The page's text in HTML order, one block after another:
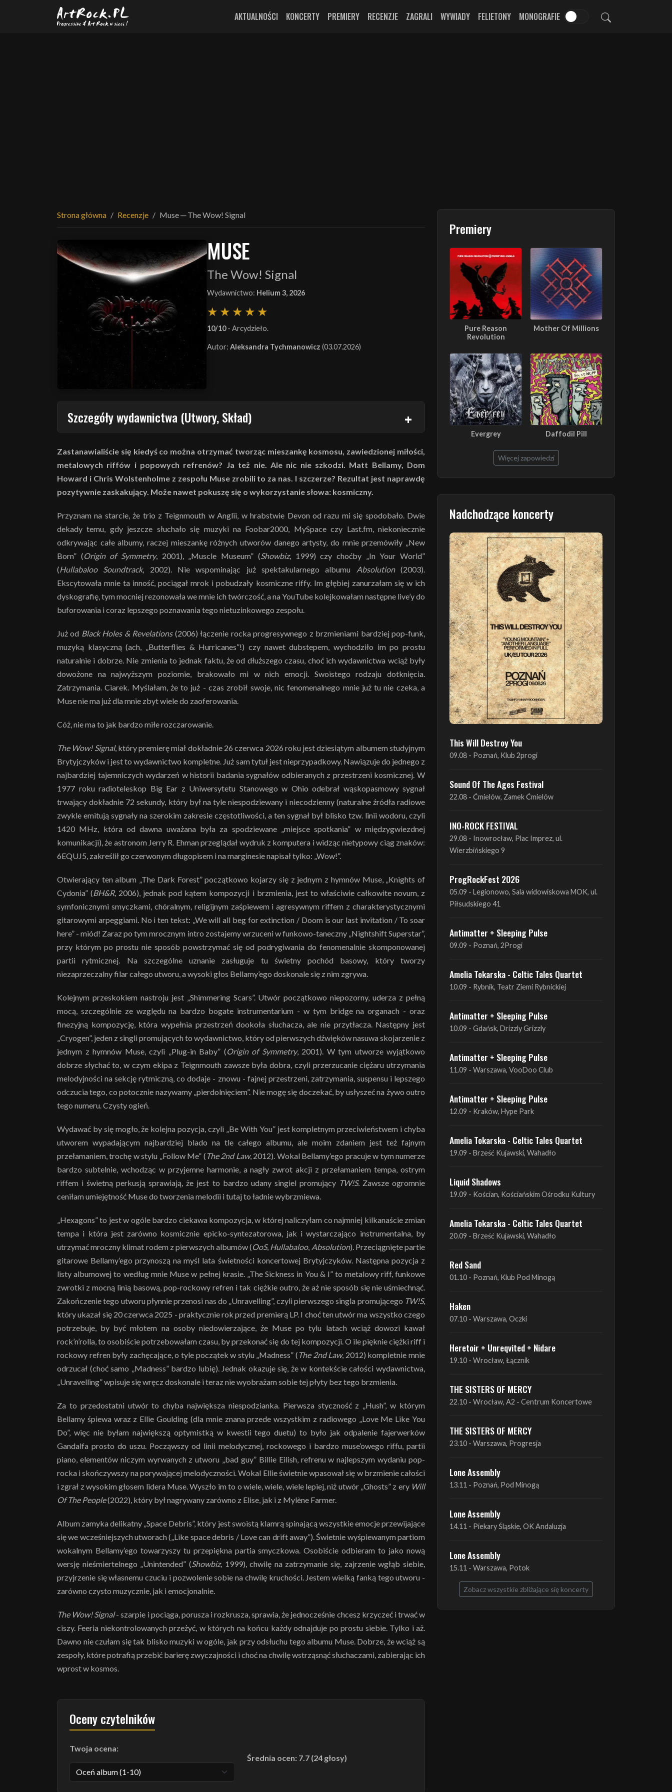
Przejdź do treści głównej
AKTUALNOŚCI KONCERTY PREMIERY RECENZJE ZAGRALI WYWIADY FELIETONY MONOGRAFIE
Strona główna Recenzje Muse ─ The Wow! Signal
MUSE
The Wow! Signal
Wydawnictwo: Helium 3, 2026
10/10- Arcydzieło.
Autor: Aleksandra Tychmanowicz (03.07.2026)
Szczegóły wydawnictwa (Utwory, Skład)
Zastanawialiście się kiedyś co można otrzymać tworząc mieszankę kosmosu, zawiedzionej miłości,
metalowych riffów i popowych refrenów? Ja też nie. Ale nic nie szkodzi. Matt Bellamy, Dom
Howard i Chris Wolstenholme z zespołu Muse zrobili to za nas. I szczerze? Rezultat jest naprawdę
pozytywnie zaskakujący. Może nawet pokuszę się o wykorzystanie słowa: kosmiczny.
Przyznam na starcie, że trio z Teignmouth w Anglii, w hrabstwie Devon od razu mi się spodobało. Dwie
dekady temu, gdy jeszcze słuchało się muzyki na Foobar2000, MySpace czy Last.fm, niekoniecznie
odkrywając całe albumy, raczej mieszankę różnych utworów danego artysty, do mnie przemówiły „New
Born” (Origin of Symmetry, 2001), „Muscle Museum” (Showbiz, 1999) czy choćby „In Your World”
(Hullabaloo Soundtrack, 2002). Nie wspominając już spektakularnego albumu Absolution(2003).
Ekscytowała mnie ta inność, pociągał mrok i pobudzały kosmiczne riffy. Im głębiej zanurzałam się w ich
dyskografię, tym mocniej rezonowała we mnie ich twórczość, a na YouTube kolejkowałam następne live’y do
buforowania i coraz lepszego poznawania tego nietuzinkowego zespołu.
Już od Black Holes & Revelations (2006) łączenie rocka progresywnego z brzmieniami bardziej pop-funk,
muzyką klasyczną (ach, „Butterflies & Hurricanes”!) czy nawet dubstepem, wychodziło im po prostu
naturalnie i dobrze. Nie zmienia to jednak faktu, że od dłuższego czasu, choć ich wydawnictwa wciąż były
dowożone na najwyższym poziomie, brakowało mi w nich emocji. Swoistego rodzaju dotknięcia.
Zatrzymania. Ciarek. Myślałam, że to już - czas zrobił swoje, nic fenomenalnego mnie już tu nie czeka, a
Muse nie ma już dla mnie zbyt wiele do zaoferowania.
Cóż, nie ma to jak bardzo miłe rozczarowanie.
The Wow! Signal, który premierę miał dokładnie 26 czerwca 2026 roku jest dziesiątym albumem studyjnym
Brytyjczyków i jest to wydawnictwo kompletne. Już sam tytuł jest nieprzypadkowy. Nawiązuje do jednego z
najbardziej tajemniczych wydarzeń w historii badania sygnałów odbieranych z przestrzeni kosmicznej. W
1977 roku radioteleskop Big Ear z Uniwersytetu Stanowego w Ohio odebrał wąskopasmowy sygnał
trwający dokładnie 72 sekundy, który był na tyle niespodziewany i niecodzienny (naturalne źródła radiowe
zwykle emitują sygnały na szerokim zakresie częstotliwości, a ten sygnał był blisko tzw. linii wodoru, czyli
1420 MHz, która od dawna uważana była za spodziewane „miejsce spotkania” w międzygwiezdnej
komunikacji), że astronom Jerry R. Ehman przeglądał wydruk z komputera i widząc nietypowy ciąg znaków:
6EQUJ5, zakreślił go czerwonym długopisem i na marginesie napisał tylko: „Wow!”.
Otwierający ten album „The Dark Forest” początkowo kojarzy się z jednym z hymnów Muse, „Knights of
Cydonia” (BH&R, 2006), jednak pod kątem kompozycji i brzmienia, jest to właściwie całkowite novum, z
symfonicznymi smyczkami, chóralnym, religijnym zaśpiewem i agresywnym riffem z charakterystycznymi
gitarowymi arpeggiami. No i ten tekst: „We will all beg for extinction / Doom is our last invitation / To soar
here” - miód! Zaraz po tym mrocznym intro zostajemy wrzuceni w funkowo-taneczny „Nightshift Superstar”,
przy którym po prostu nie sposób powstrzymać się od podrygiwania do fenomenalnie skomponowanej
partii rytmicznej. Na szczególne uznanie zasługuje tu świetny pochód basowy, który tworzy
niezaprzeczalny filar całego utworu, a wysoki głos Bellamy’ego doskonale się z nim zgrywa.
Kolejnym przeskokiem nastroju jest „Shimmering Scars”. Utwór początkowo niepozorny, uderza z pełną
mocą, szczególnie ze względu na bardzo bogate instrumentarium - w tym bridge na organach - oraz
finezyjną kompozycję, która wypełnia przestrzeń dookoła słuchacza, ale nie przytłacza. Następny jest
„Cryogen”, jeden z singli promujących to wydawnictwo, który od pierwszych dźwięków nasuwa skojarzenie z
jednym z hymnów Muse, czyli „Plug-in Baby” (Origin of Symmetry, 2001). W tym utworze wyjątkowo
dobrze słychać to, w czym ekipa z Teignmouth zawsze była dobra, czyli przerzucanie ciężaru utrzymania
melodyjności na sekcję rytmiczną, co dodaje - znowu - fajnej przestrzeni, zatrzymania, suspensu i lepszego
odczucia tego, co potocznie nazywamy „pierdolnięciem”. Nie mogę się doczekać, by usłyszeć na żywo outro
tego numeru. Czysty ogień.
Wydawać by się mogło, że kolejna pozycja, czyli „Be With You” jest kompletnym przeciwieństwem i chyba
utworem wypadającym najbardziej blado na tle całego albumu, ale moim zdaniem jest też fajnym
przełamaniem, trochę w stylu „Follow Me” ( The 2nd Law, 2012). Wokal Bellamy’ego pracuje w tym numerze
bardzo subtelnie, wchodząc w przyjemne harmonie, a nagły zwrot akcji z przełamaniem tempa, ostrym
riffem i świetną perkusją sprawiają, że jest to bardzo udany singiel promujący TW!S. Zawsze ogromnie
ceniłam umiejętność Muse do tworzenia melodii i tutaj to ładnie wybrzmiewa.
„Hexagons” to jest w ogóle bardzo ciekawa kompozycja, w której naliczyłam co najmniej kilkanaście zmian
tempa i która jest zarówno kosmicznie epicko-syntezatorowa, jak i wystarczająco instrumentalna, by
utrzymać mroczny klimat rodem z pierwszych albumów (OoS, Hullabaloo, Absolution). Przeciągnięte partie
gitarowe Bellamy’ego przynoszą na myśl lata świetności koncertowej Brytyjczyków. Następna pozycja z
listy albumowej to według mnie Muse w pełnej krasie. „The Sickness in You & I” to metalowy riff, funkowe
zwrotki z mocną linią basową, pop-rockowy refren i tak ciężkie outro, że aż nie sposób się nie uśmiechnąć.
Zakończenie tego utworu płynnie przenosi nas do „Unravelling”, czyli pierwszego singla promującego TW!S,
który ukazał się 20 czerwca 2025 - praktycznie rok przed premierą LP. I choć ten utwór ma wszystko czego
potrzebuje, by być młotem na osoby niedowierzające, że Muse po tylu latach wciąż dowozi kawał
rock’n’rolla, to osobiście potrzebowałam czasu, by przekonać się do tej kompozycji. O ile pięknie ciężki riff i
rockowy refren były zachęcające, o tyle początek w stylu „Madness” ( The 2nd Law, 2012) kompletnie mnie
odrzucał (choć samo „Madness” bardzo lubię). Jednak okazuje się, że w kontekście całości wydawnictwa,
„Unravelling” wpisuje się wręcz doskonale i teraz nie wyobrażam sobie tej płyty bez tego brzmienia.
Za to przedostatni utwór to chyba największa niespodzianka. Pierwsza styczność z „Hush”, w którym
Bellamy śpiewa wraz z Ellie Goulding (dla mnie znana przede wszystkim z radiowego „Love Me Like You
Do”, więc nie byłam największą optymistką w kwestii tego duetu) to było jak odpalenie fajerwerków
Gandalfa prosto do uszu. Począwszy od linii melodycznej, rockowego i bardzo muse’owego riffu, partii
piano, elementów niczym wyrwanych z utworu „bad guy” Billie Eilish, refrenu w najlepszym wydaniu pop-
rocka i skończywszy na porywającej melodyczności. Wokal Ellie świetnie wpasował się w brzmienie całości
i zgrał z wysokim głosem lidera Muse. Wyszło im to o wiele, wiele, wiele lepiej, niż utwór „Ghosts” z ery Will
Of The People(2022), który był nagrywany zarówno z Elise, jak i z Mylène Farmer.
Album zamyka delikatny „Space Debris”, który jest swoistą klamrą spinającą wszystkie emocje przewijające
się we wcześniejszych utworach („Like space debris / Love can drift away”). Świetnie wyśpiewanym partiom
wokalnym Bellamy’ego towarzyszy tu przepiękna partia smyczkowa. Osobiście odbieram to jako nową
wersję nieśmiertelnego „Unintended” (Showbiz, 1999), chwilę na zatrzymanie się, zajrzenie wgłąb siebie,
przyjrzenie się własnemu czuciu i pozwolenie sobie na chwilę kruchości. Jestem wielką fanką tego utworu -
zarówno czysto muzycznie, jak i emocjonalnie.
The Wow! Signal- szarpie i pociąga, porusza i rozkrusza, sprawia, że jednocześnie chcesz krzyczeć i trwać w
ciszy. Feeria niekontrolowanych przeżyć, w których na końcu każdy odnajduje po prostu siebie. Tylko i aż.
Dawno nie czułam się tak blisko muzyki w ogóle, jak przy odsłuchu tego albumu Muse. Dobrze, że wciąż są
zespoły, które potrafią przebić barierę zwyczajności i choć na chwilę wstrząsnąć słuchaczami, zabierając ich
wprost w kosmos.
Oceny czytelników
Twoja ocena:
Średnia ocen: 7.7 (24 głosy)
Premiery
Pure Reason
Revolution
Mother Of Millions
Evergrey Daffodil Pill
Więcej zapowiedzi
Nadchodzące koncerty
Poprzedni Następny
This Will Destroy You
09.08 - Poznań, Klub 2progi
Sound Of The Ages Festival
22.08 - Ćmielów, Zamek Ćmielów
INO-ROCK FESTIVAL
29.08 - Inowrocław, Plac Imprez, ul.
ProgRockFest 2026
05.09 - Legionowo, Sala widowiskowa MOK, ul.
Antimatter + Sleeping Pulse
09.09 - Poznań, 2Progi
Amelia Tokarska - Celtic Tales Quartet
10.09 - Rybnik, Teatr Ziemi Rybnickiej
Antimatter + Sleeping Pulse
10.09 - Gdańsk, Drizzly Grizzly
Antimatter + Sleeping Pulse
11.09 - Warszawa, VooDoo Club
Antimatter + Sleeping Pulse
12.09 - Kraków, Hype Park
Amelia Tokarska - Celtic Tales Quartet
19.09 - Brześć Kujawski, Wahadło
Liquid Shadows
19.09 - Kościan, Kościańskim Ośrodku Kultury
Amelia Tokarska - Celtic Tales Quartet
20.09 - Brześć Kujawski, Wahadło
Red Sand
01.10 - Poznań, Klub Pod Minogą
Haken
07.10 - Warszawa, Oczki
Heretoir + Unreqvited + Nidare
19.10 - Wrocław, Łącznik
THE SISTERS OF MERCY
22.10 - Wrocław, A2 - Centrum Koncertowe
THE SISTERS OF MERCY
23.10 - Warszawa, Progresja
Lone Assembly
13.11 - Poznań, Pod Minogą
Lone Assembly
14.11 - Piekary Śląskie, OK Andaluzja
Lone Assembly
15.11 - Warszawa, Potok
Zobacz wszystkie zbliżające się koncerty